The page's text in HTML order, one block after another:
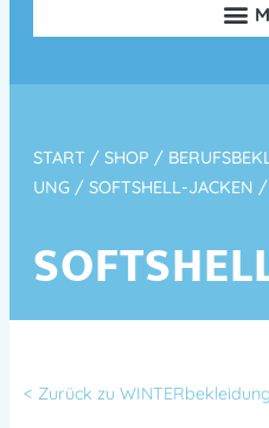
START / SHOP /
UNG / SOFTSHELL-JACKEN /
< Zurück zu WINTERbekleidung